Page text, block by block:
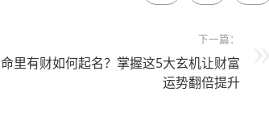
下一篇：
命里有财如何起名？掌握这5大玄机让财富
运势翻倍提升